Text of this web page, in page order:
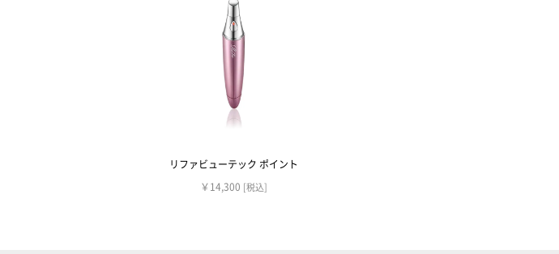
リファビューテック ポイント
￥14,300 [税込]